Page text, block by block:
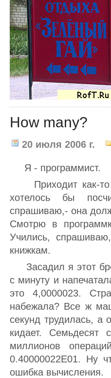
How many?
20 июля 2006 г.
Я - программист.
Приходит как-то
хотелось бы
спрашиваю,- она
Смотрю в
Учились,
книжкам.
Засадил я этот
с минуту и
это 4,0000023.
набежала? Все ж
секунд трудилась, а
кидает. Семьдесят
миллионов
0.40000022E01. Ну
ошибка вычисления.